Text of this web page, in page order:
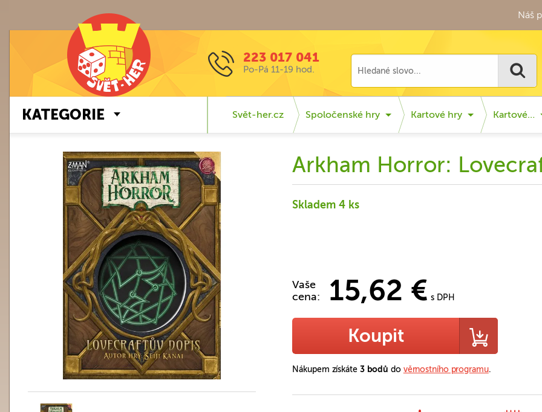
Náš
223 017 041
Po-Pá 11-19 hod.
KATEGORIE Svět-her.cz Spoločenské hry Kartové hry Kartové…
Arkham Horror:
Vaše
cena:
15,62 € s DPH
Skladem 4 ks
Koupit
Nákupem získáte 3 bodů do věrnostního programu.